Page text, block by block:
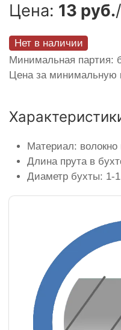
Цена: 13 руб.
Нет в наличии
Минимальная партия:
Цена за минимальную
Материал: волокно
Длина прута в
Диаметр бухты: 1-